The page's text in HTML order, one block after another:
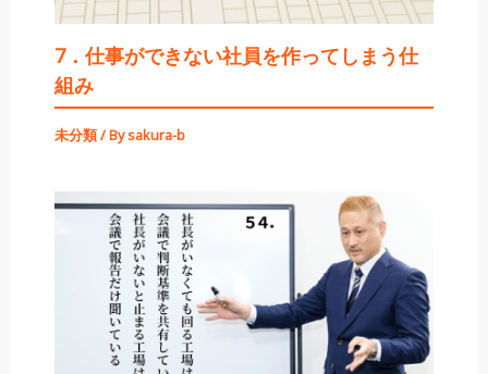
7．仕事ができない社員を作ってしまう仕
組み
未分類/ Bysakura-b